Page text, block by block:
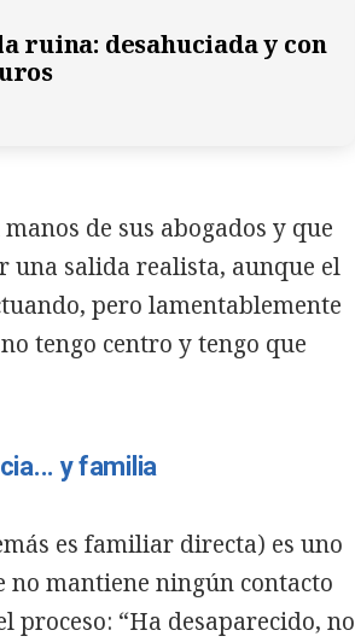
ruina: desahuciada y con
de sus abogados y que
una salida realista, aunque el
pero lamentablemente
tengo centro y tengo que
y familia
es familiar directa) es uno
no mantiene ningún contacto
“Ha desaparecido, no